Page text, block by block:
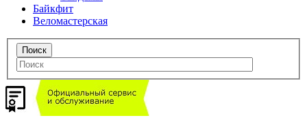
Байкфит
Веломастерская